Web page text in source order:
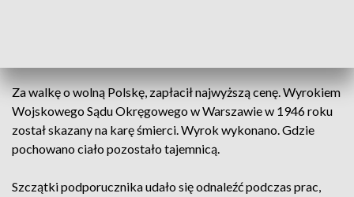
Za walkę o wolną Polskę, zapłacił najwyższą cenę. Wyrokiem
Wojskowego Sądu Okręgowego w Warszawie w 1946 roku
został skazany na karę śmierci. Wyrok wykonano. Gdzie
pochowano ciało pozostało tajemnicą.
Szczątki podporucznika udało się odnaleźć podczas prac,